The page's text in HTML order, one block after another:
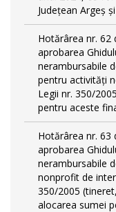
Judeţean Argeş
Hotărârea nr. 62
aprobarea
nerambursabile
pentru activităţi
Legii nr. 350/
pentru aceste
Hotărârea nr. 63
aprobarea
nerambursabile
nonprofit de
350/2005
alocarea sumei